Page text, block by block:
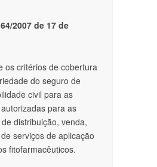
2007 de 17 de
os critérios de cobertura
do seguro de
civil para as
para as
distribuição, venda,
serviços de aplicação
fitofarmacêuticos.​